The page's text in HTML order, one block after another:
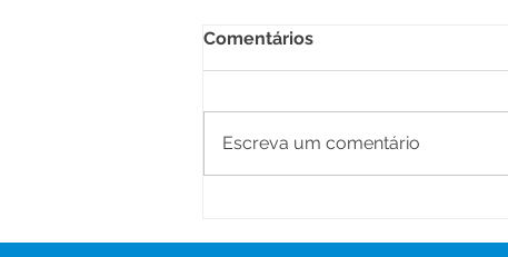
Comentários
Escreva um comentário